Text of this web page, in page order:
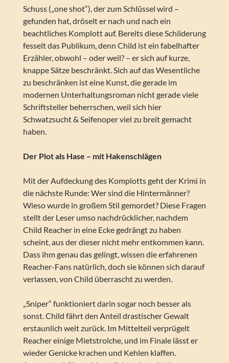
Schuss („one shot“), der zum Schlüssel wird –
gefunden hat, dröselt er nach und nach ein
beachtliches Komplott auf. Bereits diese Schilderung
fesselt das Publikum, denn Child ist ein fabelhafter
Erzähler, obwohl – oder weil? – er sich auf kurze,
knappe Sätze beschränkt. Sich auf das Wesentliche
zu beschränken ist eine Kunst, die gerade im
modernen Unterhaltungsroman nicht gerade viele
Schriftsteller beherrschen, weil sich hier
Schwatzsucht & Seifenoper viel zu breit gemacht
haben.
Der Plot als Hase – mit Hakenschlägen
Mit der Aufdeckung des Komplotts geht der Krimi in
die nächste Runde: Wer sind die Hintermänner?
Wieso wurde in großem Stil gemordet? Diese Fragen
stellt der Leser umso nachdrücklicher, nachdem
Child Reacher in eine Ecke gedrängt zu haben
scheint, aus der dieser nicht mehr entkommen kann.
Dass ihm genau das gelingt, wissen die erfahrenen
Reacher-Fans natürlich, doch sie können sich darauf
verlassen, von Child überrascht zu werden.
„Sniper“ funktioniert darin sogar noch besser als
sonst. Child fährt den Anteil drastischer Gewalt
erstaunlich weit zurück. Im Mittelteil verprügelt
Reacher einige Mietstrolche, und im Finale lässt er
wieder Genicke krachen und Kehlen klaffen.